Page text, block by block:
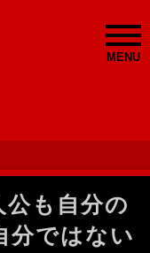
MENU
も自分の
分ではない